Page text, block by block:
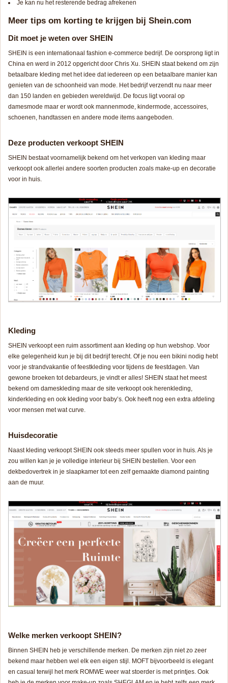
Je kan nu het resterende bedrag afrekenen
Meer tips om korting te krijgen bij Shein.com
Dit moet je weten over SHEIN
SHEIN is een internationaal fashion e-commerce bedrijf. De oorsprong ligt in
China en werd in 2012 opgericht door Chris Xu. SHEIN staat bekend om zijn
betaalbare kleding met het idee dat iedereen op een betaalbare manier kan
genieten van de schoonheid van mode. Het bedrijf verzendt nu naar meer
dan 150 landen en gebieden wereldwijd. De focus ligt vooral op
damesmode maar er wordt ook mannenmode, kindermode, accessoires,
schoenen, handtassen en andere mode items aangeboden.
Deze producten verkoopt SHEIN
SHEIN bestaat voornamelijk bekend om het verkopen van kleding maar
verkoopt ook allerlei andere soorten producten zoals make-up en decoratie
voor in huis.
Kleding
SHEIN verkoopt een ruim assortiment aan kleding op hun webshop. Voor
elke gelegenheid kun je bij dit bedrijf terecht. Of je nou een bikini nodig hebt
voor je strandvakantie of feestkleding voor tijdens de feestdagen. Van
gewone broeken tot debardeurs, je vindt er alles! SHEIN staat het meest
bekend om dameskleding maar de site verkoopt ook herenkleding,
kinderkleding en ook kleding voor baby’s. Ook heeft nog een extra afdeling
voor mensen met wat curve.
Huisdecoratie
Naast kleding verkoopt SHEIN ook steeds meer spullen voor in huis. Als je
zou willen kan je je volledige interieur bij SHEIN bestellen. Voor een
dekbedovertrek in je slaapkamer tot een zelf gemaakte diamond painting
aan de muur.
Welke merken verkoopt SHEIN?
Binnen SHEIN heb je verschillende merken. De merken zijn niet zo zeer
bekend maar hebben wel elk een eigen stijl. MOFT bijvoorbeeld is elegant
en casual terwijl het merk ROMWE weer wat stoerder is met printjes. Ook